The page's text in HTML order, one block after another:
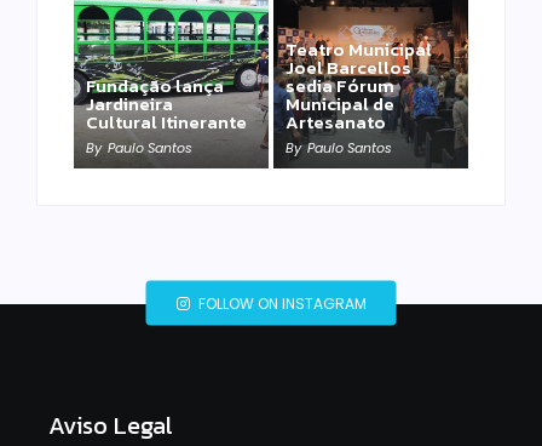
Fundação lança
Jardineira
Cultural Itinerante
By Paulo Santos
Teatro Municipal
Joel Barcellos
sedia Fórum
Municipal de
Artesanato
By Paulo Santos
FOLLOW ON INSTAGRAM
Aviso Legal